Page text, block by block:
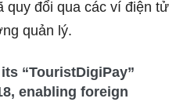
quy đổi qua các ví điện tử
quản lý.
“TouristDigiPay”
enabling foreign